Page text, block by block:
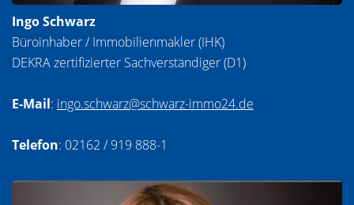
Ingo Schwarz
Büroinhaber / Immobilienmakler (IHK)
DEKRA zertifizierter Sachverständiger (D1)
E-Mail: ingo.schwarz@schwarz-immo24.de
Telefon: 02162 / 919 888-1